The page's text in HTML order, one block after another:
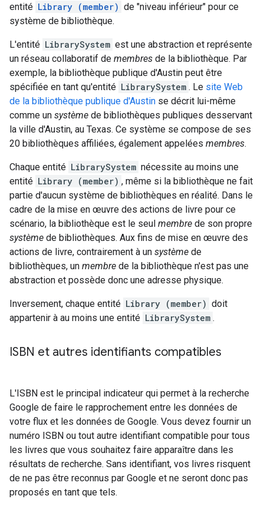
entité Library (member) de "niveau inférieur" pour ce
système de bibliothèque.
L'entité LibrarySystem est une abstraction et représente
un réseau collaboratif de membres de la bibliothèque. Par
exemple, la bibliothèque publique d'Austin peut être
spécifiée en tant qu'entité LibrarySystem . Le site Web
de la bibliothèque publique d'Austin se décrit lui-même
comme un système de bibliothèques publiques desservant
la ville d'Austin, au Texas. Ce système se compose de ses
20 bibliothèques affiliées, également appelées membres.
Chaque entité LibrarySystem nécessite au moins une
entité Library (member) , même si la bibliothèque ne fait
partie d'aucun système de bibliothèques en réalité. Dans le
cadre de la mise en œuvre des actions de livre pour ce
scénario, la bibliothèque est le seul membre de son propre
système de bibliothèques. Aux fins de mise en œuvre des
actions de livre, contrairement à un système de
bibliothèques, un membre de la bibliothèque n'est pas une
abstraction et possède donc une adresse physique.
Inversement, chaque entité Library (member) doit
appartenir à au moins une entité LibrarySystem .
ISBN et autres identifiants compatibles
L'ISBN est le principal indicateur qui permet à la recherche
Google de faire le rapprochement entre les données de
votre flux et les données de Google. Vous devez fournir un
numéro ISBN ou tout autre identifiant compatible pour tous
les livres que vous souhaitez faire apparaître dans les
résultats de recherche. Sans identifiant, vos livres risquent
de ne pas être reconnus par Google et ne seront donc pas
proposés en tant que tels.